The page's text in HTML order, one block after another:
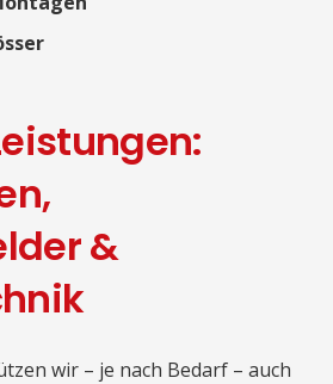
&
wir – je nach Bedarf – auch